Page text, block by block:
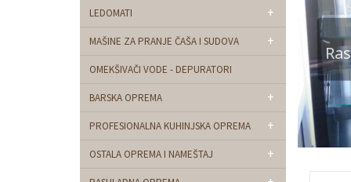
LEDOMATI +
MAŠINE ZA PRANJE ČAŠA I SUDOVA +
OMEKŠIVAČI VODE - DEPURATORI
BARSKA OPREMA +
PROFESIONALNA KUHINJSKA OPREMA +
OSTALA OPREMA I NAMEŠTAJ +